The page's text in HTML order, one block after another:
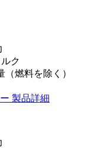
ク
（燃料を除く）
製品詳細